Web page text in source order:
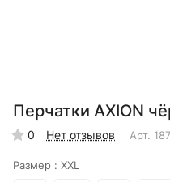
Перчатки AXION
0 Нет отзывов Арт.
Размер : XXL